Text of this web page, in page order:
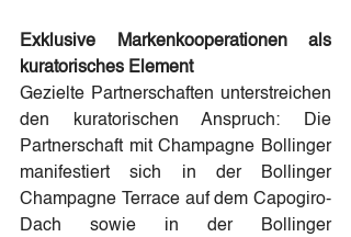
Exklusive Markenkooperationen als
kuratorisches Element
Gezielte Partnerschaften unterstreichen
den kuratorischen Anspruch: Die
Partnerschaft mit Champagne Bollinger
manifestiert sich in der Bollinger
Champagne Terrace auf dem Capogiro-
Dach sowie in der Bollinger